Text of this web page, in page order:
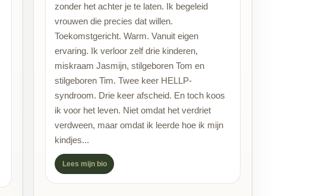
zonder het achter je te laten. Ik begeleid
vrouwen die precies dat willen.
Toekomstgericht. Warm. Vanuit eigen
ervaring. Ik verloor zelf drie kinderen,
miskraam Jasmijn, stilgeboren Tom en
stilgeboren Tim. Twee keer HELLP-
syndroom. Drie keer afscheid. En toch koos
ik voor het leven. Niet omdat het verdriet
verdween, maar omdat ik leerde hoe ik mijn
kindjes...
Lees mijn bio